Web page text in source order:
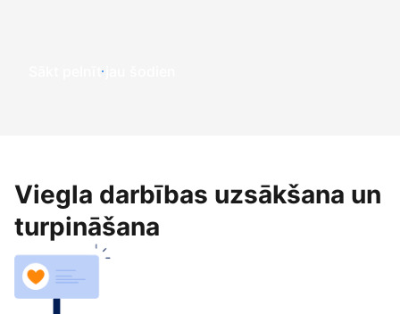
Sākt pelnīt jau šodien
Viegla darbības uzsākšana un
turpināšana